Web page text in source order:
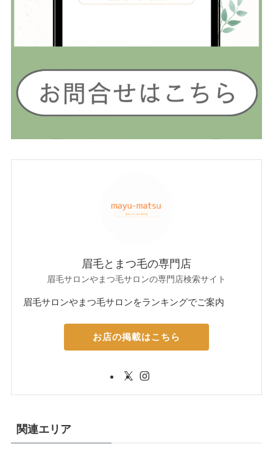
眉毛とまつ毛の専門店
眉毛サロンやまつ毛サロンの専門店検索サイト
眉毛サロンやまつ毛サロンをランキングでご案内
お店の掲載はこちら
関連エリア